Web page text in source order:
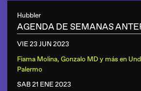
Hubbler
AGENDA DE SEMANAS
VIE 23 JUN2023
Fiama Molina, Gonzalo MD y más en
Palermo
SAB 21 ENE2023